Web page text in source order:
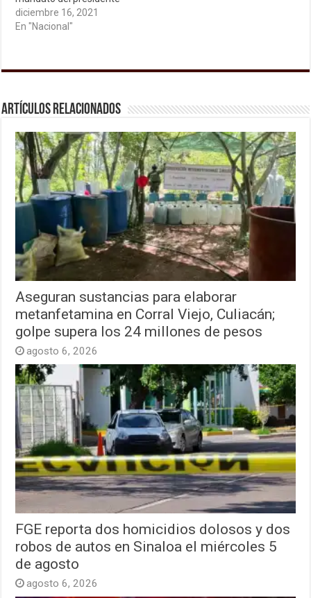
diciembre 16, 2021
En "Nacional"
Artículos relacionados
Aseguran sustancias para elaborar
metanfetamina en Corral Viejo, Culiacán;
golpe supera los 24 millones de pesos
agosto 6, 2026
FGE reporta dos homicidios dolosos y dos
robos de autos en Sinaloa el miércoles 5
de agosto
agosto 6, 2026